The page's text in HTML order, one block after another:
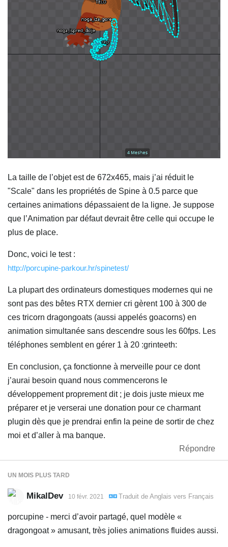
La taille de l’objet est de 672x465, mais j’ai réduit le
"Scale" dans les propriétés de Spine à 0.5 parce que
certaines animations dépassaient de la ligne. Je suppose
que l’Animation par défaut devrait être celle qui occupe le
plus de place.
Donc, voici le test :
http://porcupine-parkour.hr/spinetest/
La plupart des ordinateurs domestiques modernes qui ne
sont pas des bêtes RTX dernier cri gèrent 100 à 300 de
ces tricorn dragongoats (aussi appelés goacorns) en
animation simultanée sans descendre sous les 60fps. Les
téléphones semblent en gérer 1 à 20 :grinteeth:
En conclusion, ça fonctionne à merveille pour ce dont
j’aurai besoin quand nous commencerons le
développement proprement dit ; je dois juste mieux me
préparer et je verserai une donation pour ce charmant
plugin dès que je prendrai enfin la peine de sortir de chez
moi et d’aller à ma banque.
Répondre
UN MOIS PLUS TARD
MikalDev 10 févr. 2021 Traduit de Anglais vers Français
porcupine - merci d’avoir partagé, quel modèle «
dragongoat » amusant, très jolies animations fluides aussi.